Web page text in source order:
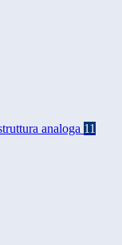
analoga 11